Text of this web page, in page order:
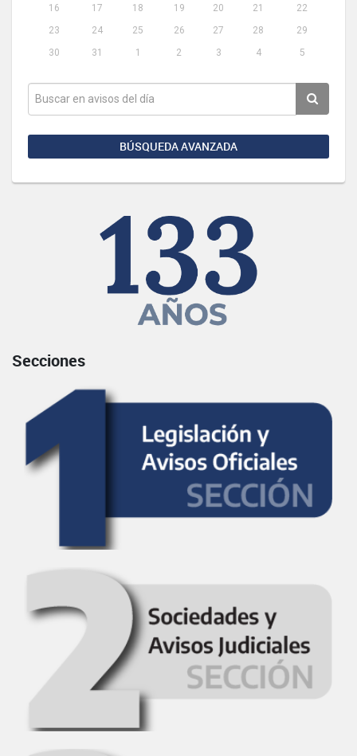
16
17 18 19 20 21
22
23
24 25 26 27 28
29
30
31 1 2 3 4 5
BÚSQUEDA AVANZADA
Secciones